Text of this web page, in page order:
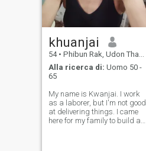
khuanjai
54 • Phibun Rak, Udon Thani, Thailandia
Alla ricerca di: Uomo 50 -
65
My name is Kwanjai. I work
as a laborer, but I'm not good
at delivering things. I came
here for my family to build a